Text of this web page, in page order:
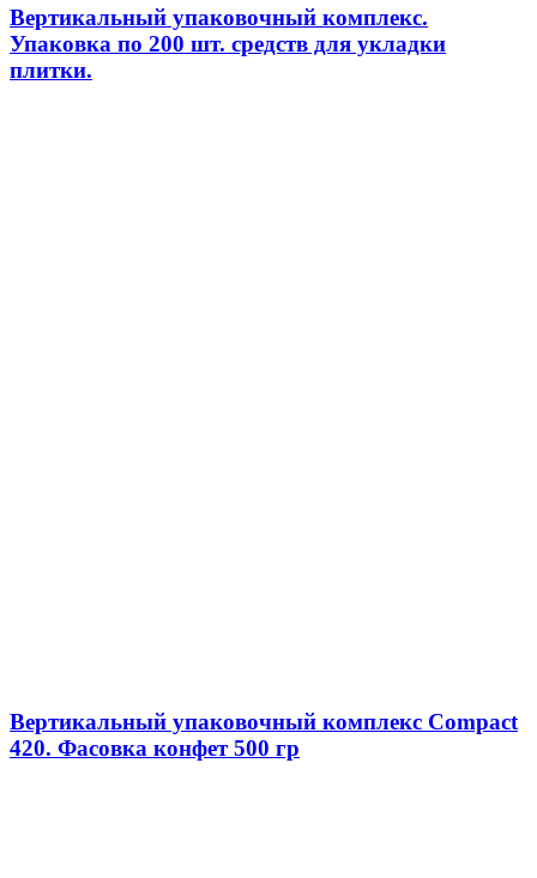
Вертикальный упаковочный комплекс.
Упаковка по 200 шт. средств для укладки
плитки.
Вертикальный упаковочный комплекс Compact
420. Фасовка конфет 500 гр